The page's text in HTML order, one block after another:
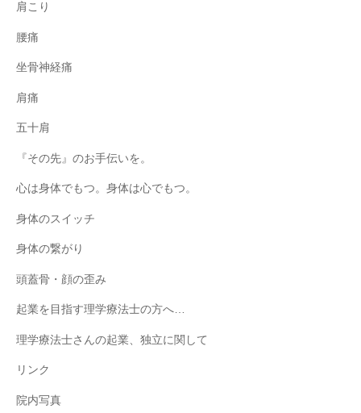
肩こり
腰痛
坐骨神経痛
肩痛
五十肩
『その先』のお手伝いを。
心は身体でもつ。身体は心でもつ。
身体のスイッチ
身体の繋がり
頭蓋骨・顔の歪み
起業を目指す理学療法士の方へ…
理学療法士さんの起業、独立に関して
リンク
院内写真